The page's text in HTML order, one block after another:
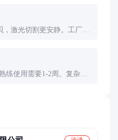
，激光切割更安静。工厂应
练使用需要1-2周。复杂编